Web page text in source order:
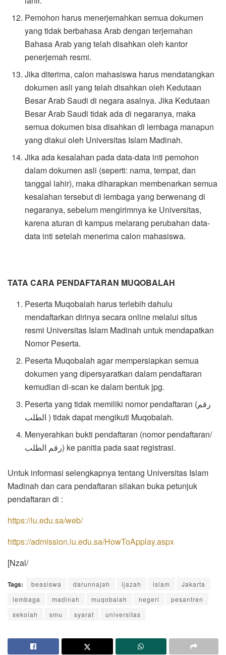
Pemohon harus menerjemahkan semua dokumen
yang tidak berbahasa Arab dengan terjemahan
Bahasa Arab yang telah disahkan oleh kantor
penerjemah resmi.
Jika diterima, calon mahasiswa harus mendatangkan
dokumen asli yang telah disahkan oleh Kedutaan
Besar Arab Saudi di negara asalnya. Jika Kedutaan
Besar Arab Saudi tidak ada di negaranya, maka
semua dokumen bisa disahkan di lembaga manapun
yang diakui oleh Universitas Islam Madinah.
Jika ada kesalahan pada data-data inti pemohon
dalam dokumen asli (seperti: nama, tempat, dan
tanggal lahir), maka diharapkan membenarkan semua
kesalahan tersebut di lembaga yang berwenang di
negaranya, sebelum mengirimnya ke Universitas,
karena aturan di kampus melarang perubahan data-
data inti setelah menerima calon mahasiswa.
TATA CARA PENDAFTARAN MUQOBALAH
Peserta Muqobalah harus terlebih dahulu
mendaftarkan dirinya secara online melalui situs
resmi Universitas Islam Madinah untuk mendapatkan
Nomor Peserta.
Peserta Muqobalah agar mempersiapkan semua
dokumen yang dipersyaratkan dalam pendaftaran
kemudian di-scan ke dalam bentuk jpg.
Peserta yang tidak memiliki nomor pendaftaran (رقم
الطلب ) tidak dapat mengikuti Muqobalah.
Menyerahkan bukti pendaftaran (nomor pendaftaran/
رقم الطلب) ke panitia pada saat registrasi.
Untuk informasi selengkapnya tentang Universitas Islam
Madinah dan cara pendaftaran silakan buka petunjuk
pendaftaran di :
https://iu.edu.sa/web/
https://admission.iu.edu.sa/HowToApplay.aspx
[Nzal/
Tags: beasiswa darunnajah ijazah islam
Jakarta
lembaga
madinah muqobalah negeri
pesantren
sekolah
smu syarat universitas